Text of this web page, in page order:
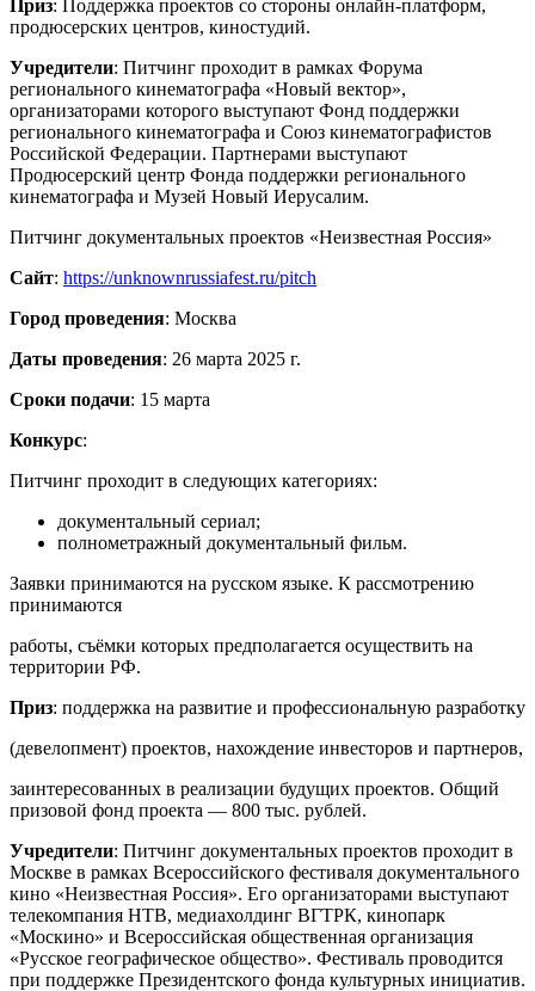
Приз: Поддержка проектов со стороны онлайн-платформ,
продюсерских центров, киностудий.
Учредители: Питчинг проходит в рамках Форума
регионального кинематографа «Новый вектор»,
организаторами которого выступают Фонд поддержки
регионального кинематографа и Союз кинематографистов
Российской Федерации. Партнерами выступают
Продюсерский центр Фонда поддержки регионального
кинематографа и Музей Новый Иерусалим.
Питчинг документальных проектов «Неизвестная Россия»
Сайт: https://unknownrussiafest.ru/pitch
Город проведения: Москва
Даты проведения: 26 марта 2025 г.
Сроки подачи: 15 марта
Конкурс:
Питчинг проходит в следующих категориях:
документальный сериал;
полнометражный документальный фильм.
Заявки принимаются на русском языке. К рассмотрению
принимаются
работы, съёмки которых предполагается осуществить на
территории РФ.
Приз: поддержка на развитие и профессиональную разработку
(девелопмент) проектов, нахождение инвесторов и партнеров,
заинтересованных в реализации будущих проектов. Общий
призовой фонд проекта — 800 тыс. рублей.
Учредители: Питчинг документальных проектов проходит в
Москве в рамках Всероссийского фестиваля документального
кино «Неизвестная Россия». Его организаторами выступают
телекомпания НТВ, медиахолдинг ВГТРК, кинопарк
«Москино» и Всероссийская общественная организация
«Русское географическое общество». Фестиваль проводится
при поддержке Президентского фонда культурных инициатив.